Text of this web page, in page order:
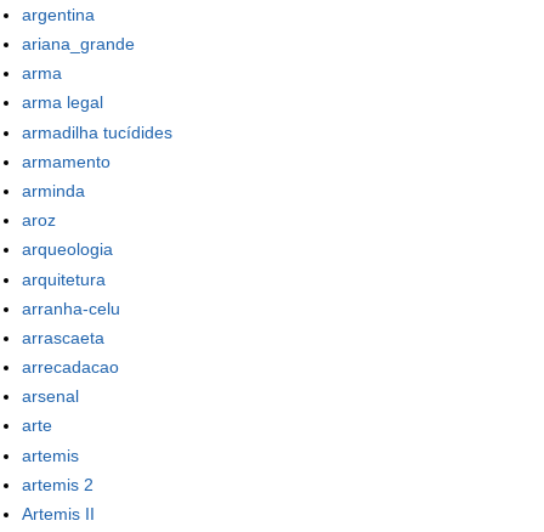
argentina
ariana_grande
arma
arma legal
armadilha tucídides
armamento
arminda
aroz
arqueologia
arquitetura
arranha-celu
arrascaeta
arrecadacao
arsenal
arte
artemis
artemis 2
Artemis II